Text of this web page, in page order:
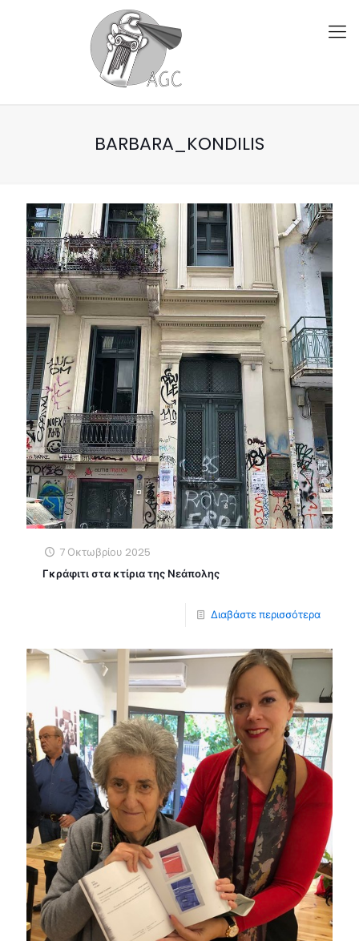
BARBARA_KONDILIS
7 Οκτωβρίου 2025
Γκράφιτι στα κτίρια της Νεάπολης
Διαβάστε περισσότερα